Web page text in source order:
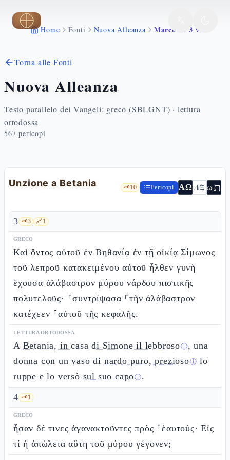
Vai al contenuto principale
Home Fonti Nuova Alleanza Marco 14 3 9
Torna alle Fonti
Nuova Alleanza
Testo parallelo dei Vangeli: greco (SBLGNT) · lettura
ortodossa
567 pericopi
Unzione a Betania 🗝️10 Pericopi ΑΩ AZωת
3 🗝️3 🔗1
GRECO
Καὶ ὄντος αὐτοῦ ἐν Βηθανίᾳ ἐν τῇ οἰκίᾳ Σίμωνος
τοῦ λεπροῦ κατακειμένου αὐτοῦ ἦλθεν γυνὴ
ἔχουσα ἀλάβαστρον μύρου νάρδου πιστικῆς
πολυτελοῦς· ⸀συντρίψασα ⸀τὴν ἀλάβαστρον
κατέχεεν ⸀αὐτοῦ τῆς κεφαλῆς.
LETTURA ORTODOSSA
A Betania, in casa di Simone il lebbrosoⓘ, una
donna con un vaso di nardo puro, preziosoⓘ lo
ruppe e lo versò sul suo capoⓘ.
4 🗝️1
GRECO
ἦσαν δέ τινες ἀγανακτοῦντες πρὸς ⸀ἑαυτούς· Εἰς
τί ἡ ἀπώλεια αὕτη τοῦ μύρου γέγονεν;